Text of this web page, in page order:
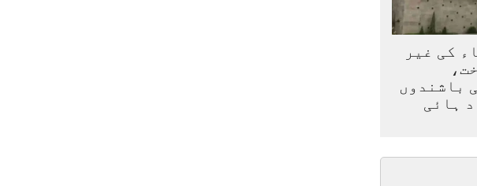
کی غیر
باشندوں
ہائی